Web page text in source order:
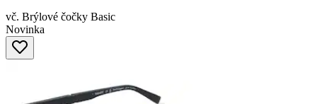
vč. Brýlové čočky Basic
Novinka